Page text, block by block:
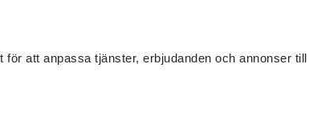
att anpassa tjänster, erbjudanden och annonser till